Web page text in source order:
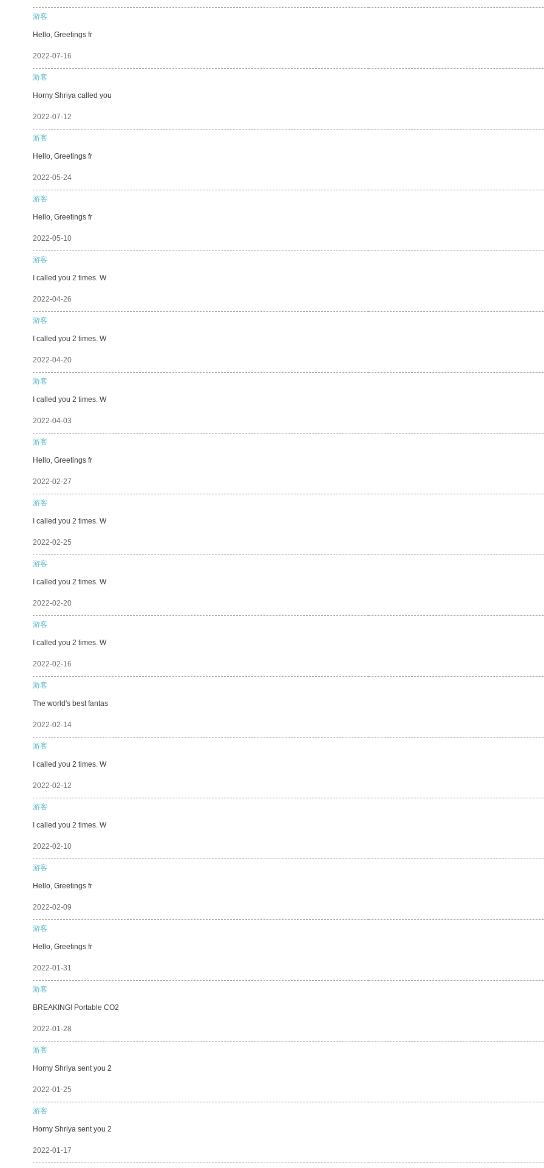
游客
Hello, Greetings fr
2022-07-16
游客
Horny Shriya called you
2022-07-12
游客
Hello, Greetings fr
2022-05-24
游客
Hello, Greetings fr
2022-05-10
游客
I called you 2 times. W
2022-04-26
游客
I called you 2 times. W
2022-04-20
游客
I called you 2 times. W
2022-04-03
游客
Hello, Greetings fr
2022-02-27
游客
I called you 2 times. W
2022-02-25
游客
I called you 2 times. W
2022-02-20
游客
I called you 2 times. W
2022-02-16
游客
The world's best fantas
2022-02-14
游客
I called you 2 times. W
2022-02-12
游客
I called you 2 times. W
2022-02-10
游客
Hello, Greetings fr
2022-02-09
游客
Hello, Greetings fr
2022-01-31
游客
BREAKING! Portable CO2
2022-01-28
游客
Horny Shriya sent you 2
2022-01-25
游客
Horny Shriya sent you 2
2022-01-17